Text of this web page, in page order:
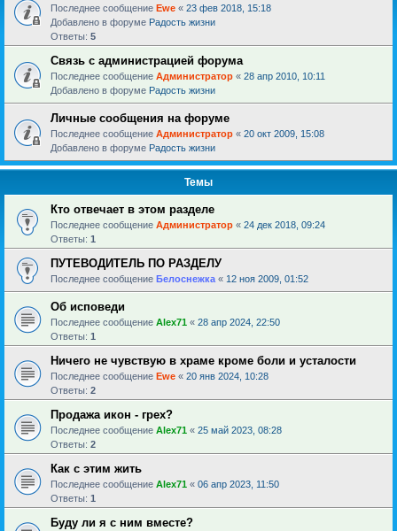
Последнее сообщение Ewe « 23 фев 2018, 15:18
Добавлено в форуме Радость жизни
Ответы: 5
Связь с администрацией форума
Последнее сообщение Администратор « 28 апр 2010, 10:11
Добавлено в форуме Радость жизни
Личные сообщения на форуме
Последнее сообщение Администратор « 20 окт 2009, 15:08
Добавлено в форуме Радость жизни
Темы
Кто отвечает в этом разделе
Последнее сообщение Администратор « 24 дек 2018, 09:24
Ответы: 1
ПУТЕВОДИТЕЛЬ ПО РАЗДЕЛУ
Последнее сообщение Белоснежка « 12 ноя 2009, 01:52
Об исповеди
Последнее сообщение Alex71 « 28 апр 2024, 22:50
Ответы: 1
Ничего не чувствую в храме кроме боли и усталости
Последнее сообщение Ewe « 20 янв 2024, 10:28
Ответы: 2
Продажа икон - грех?
Последнее сообщение Alex71 « 25 май 2023, 08:28
Ответы: 2
Как с этим жить
Последнее сообщение Alex71 « 06 апр 2023, 11:50
Ответы: 1
Буду ли я с ним вместе?